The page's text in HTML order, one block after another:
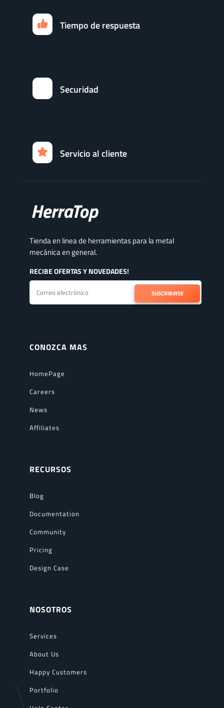
Tiempo de respuesta
Securidad
Servicio al cliente
Tienda en linea de herramientas para la metal
mecánica en general.
RECIBE OFERTAS Y NOVEDADES!
SUSCRIBIRSE
CONOZCA MAS
HomePage
Careers
News
Affiliates
RECURSOS
Blog
Documentation
Community
Pricing
Design Case
NOSOTROS
Services
About Us
Happy Customers
Portfolio